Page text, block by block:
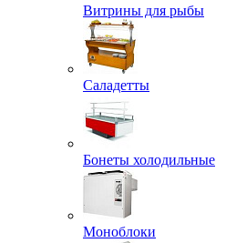
Витрины для рыбы
Саладетты
Бонеты холодильные
Моноблоки